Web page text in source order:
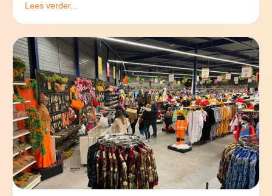
Lees verder...